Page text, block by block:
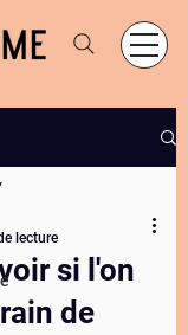
si l'on
de
lecture